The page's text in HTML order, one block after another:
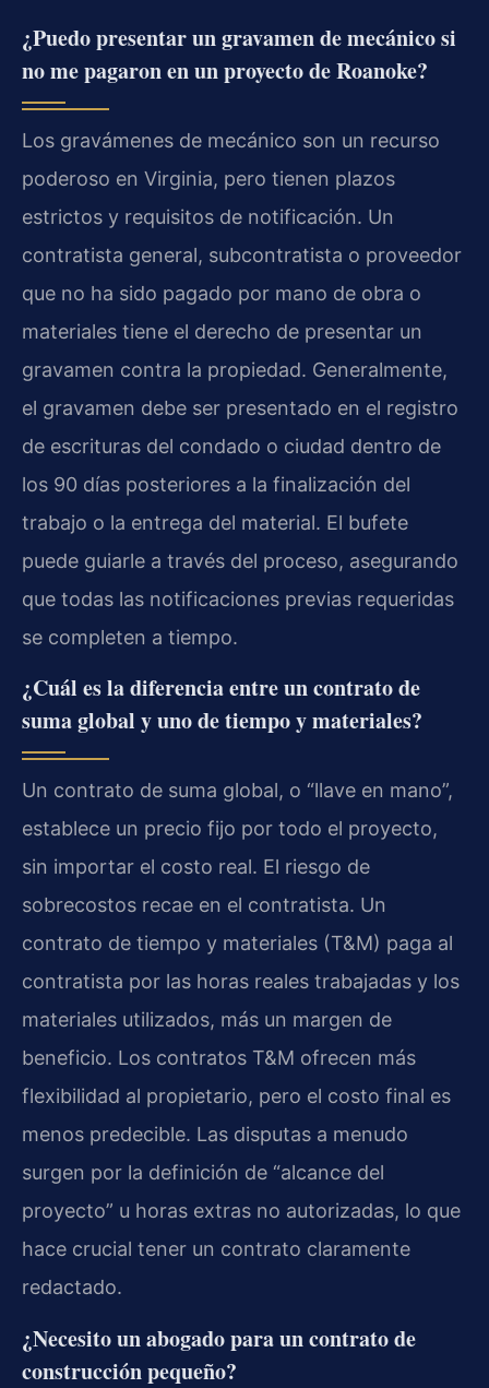
¿Puedo presentar un gravamen de mecánico si
no me pagaron en un proyecto de Roanoke?
Los gravámenes de mecánico son un recurso
poderoso en Virginia, pero tienen plazos
estrictos y requisitos de notificación. Un
contratista general, subcontratista o proveedor
que no ha sido pagado por mano de obra o
materiales tiene el derecho de presentar un
gravamen contra la propiedad. Generalmente,
el gravamen debe ser presentado en el registro
de escrituras del condado o ciudad dentro de
los 90 días posteriores a la finalización del
trabajo o la entrega del material. El bufete
puede guiarle a través del proceso, asegurando
que todas las notificaciones previas requeridas
se completen a tiempo.
¿Cuál es la diferencia entre un contrato de
suma global y uno de tiempo y materiales?
Un contrato de suma global, o “llave en mano”,
establece un precio fijo por todo el proyecto,
sin importar el costo real. El riesgo de
sobrecostos recae en el contratista. Un
contrato de tiempo y materiales (T&M) paga al
contratista por las horas reales trabajadas y los
materiales utilizados, más un margen de
beneficio. Los contratos T&M ofrecen más
flexibilidad al propietario, pero el costo final es
menos predecible. Las disputas a menudo
surgen por la definición de “alcance del
proyecto” u horas extras no autorizadas, lo que
hace crucial tener un contrato claramente
redactado.
¿Necesito un abogado para un contrato de
construcción pequeño?